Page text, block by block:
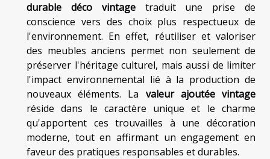
durable déco vintagetraduit une prise de
conscience vers des choix plus respectueux de
l'environnement. En effet, réutiliser et valoriser
des meubles anciens permet non seulement de
préserver l'héritage culturel, mais aussi de limiter
l'impact environnemental lié à la production de
nouveaux éléments. La valeur ajoutée vintage
réside dans le caractère unique et le charme
qu'apportent ces trouvailles à une décoration
moderne, tout en affirmant un engagement en
faveur des pratiques responsables et durables.